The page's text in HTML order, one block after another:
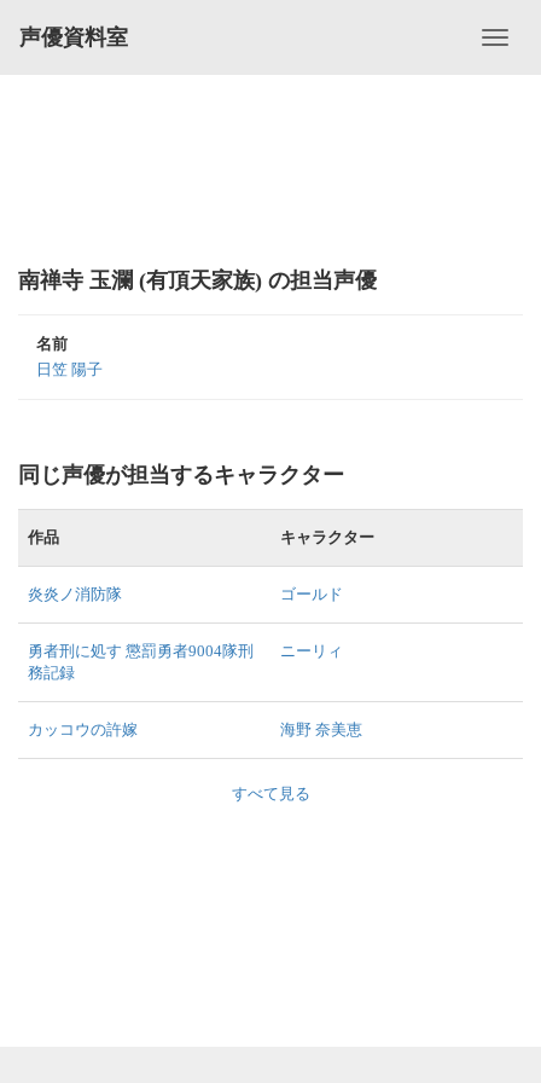
声優資料室
南禅寺 玉瀾 (有頂天家族) の担当声優
名前
日笠 陽子
同じ声優が担当するキャラクター
作品 キャラクター
炎炎ノ消防隊 ゴールド
勇者刑に処す 懲罰勇者9004隊刑
務記録
ニーリィ
カッコウの許嫁 海野 奈美恵
すべて見る